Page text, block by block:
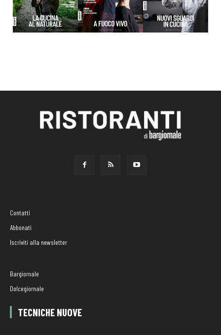
Contatti
Abbonati
Iscriviti alla newsletter
Bargiornale
Dolcegiornale
TECNICHE NUOVE